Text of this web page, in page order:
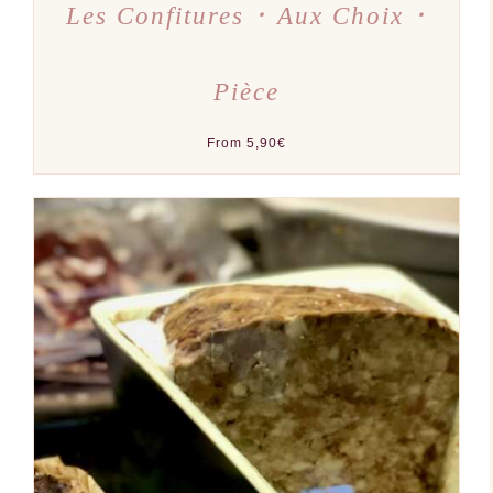
Les Confitures ･ Aux Choix ･
Pièce
From 5,90€
AJOUTER AU PANIER
/
DÉTAILS